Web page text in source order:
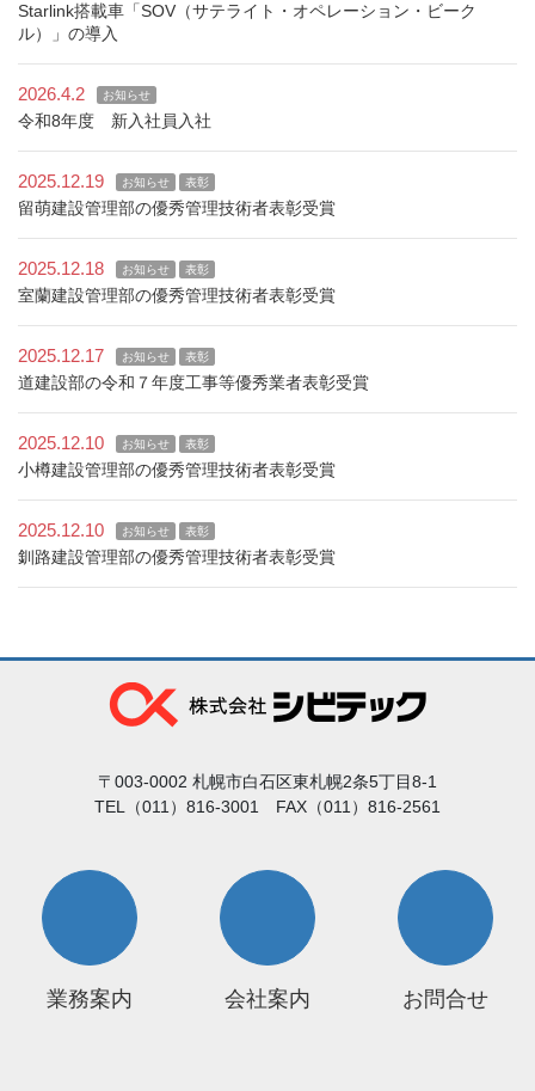
Starlink搭載車「SOV（サテライト・オペレーション・ビーク
ル）」の導入
2026.4.2 お知らせ
令和8年度 新入社員入社
2025.12.19 お知らせ 表彰
留萌建設管理部の優秀管理技術者表彰受賞
2025.12.18 お知らせ 表彰
室蘭建設管理部の優秀管理技術者表彰受賞
2025.12.17 お知らせ 表彰
道建設部の令和７年度工事等優秀業者表彰受賞
2025.12.10 お知らせ 表彰
小樽建設管理部の優秀管理技術者表彰受賞
2025.12.10 お知らせ 表彰
釧路建設管理部の優秀管理技術者表彰受賞
〒003-0002 札幌市白石区東札幌2条5丁目8-1
TEL（011）816-3001 FAX（011）816-2561
業務案内 会社案内 お問合せ